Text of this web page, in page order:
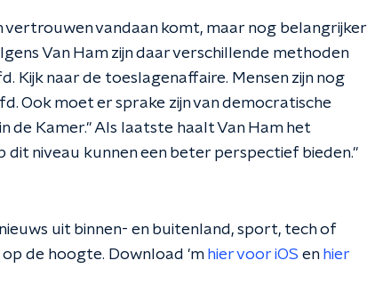
vertrouwen vandaan komt, maar nog belangrijker
Van Ham zijn daar verschillende methoden
Kijk naar de toeslagenaffaire. Mensen zijn nog
Ook moet er sprake zijn van democratische
de Kamer.'' Als laatste haalt Van Ham het
niveau kunnen een beter perspectief bieden.''
uit binnen- en buitenland, sport, tech of
de hoogte. Download 'm hier voor iOS en hier